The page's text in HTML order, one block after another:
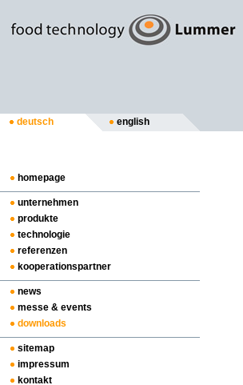
deutsch english
homepage
unternehmen
produkte
technologie
referenzen
kooperationspartner
news
messe & events
downloads
sitemap
impressum
kontakt